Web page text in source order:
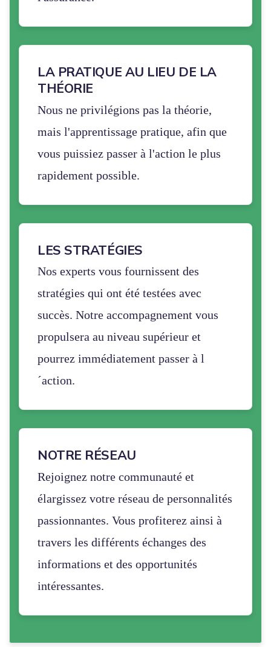
LA PRATIQUE AU LIEU DE LA
THÉORIE
Nous ne privilégions pas la théorie,
mais l'apprentissage pratique, afin que
vous puissiez passer à l'action le plus
rapidement possible.
LES STRATÉGIES
Nos experts vous fournissent des
stratégies qui ont été testées avec
succès. Notre accompagnement vous
propulsera au niveau supérieur et
pourrez immédiatement passer à l
´action.
NOTRE RÉSEAU
Rejoignez notre communauté et
élargissez votre réseau de personnalités
passionnantes. Vous profiterez ainsi à
travers les différents échanges des
informations et des opportunités
intéressantes.